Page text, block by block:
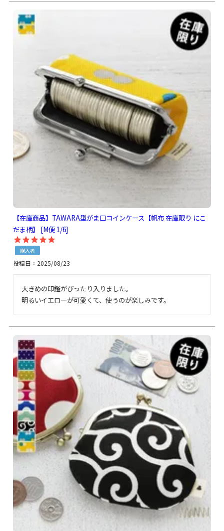
【在庫商品】TAWARA型がま口コインケース【帆布 在庫限り にこ
だま柄】 [M便 1/6]
購入者
投稿日 2025/08/23
大きめの印鑑がぴったり入りました。
明るいイエローが可愛くて、使うのが楽しみです。